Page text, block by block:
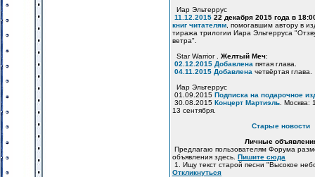
Иар Эльтеррус
11.12.2015 22 декабря 2015 года в
книг читателям , помогавшим автору в
тиража трилогии Иара Эльтерруса
ветра".
Star Warrior . Желтый Меч:
02.12.2015 Добавлена пятая глава.
04.11.2015 Добавлена четвёртая глава.
Иар Эльтеррус
01.09.2015 Подписка на подарочное
30.08.2015 Концерт Мартиэль . Москва:
13 сентября.
Старые новости
Личные
Предлагаю пользователям Форума
объявления здесь. Пишите сюда
1. Ищу текст старой песни "Высокое
Откликнуться